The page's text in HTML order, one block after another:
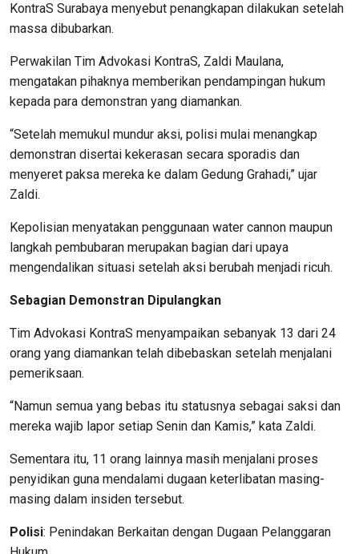
KontraS Surabaya menyebut penangkapan dilakukan setelah
massa dibubarkan.
Perwakilan Tim Advokasi KontraS, Zaldi Maulana,
mengatakan pihaknya memberikan pendampingan hukum
kepada para demonstran yang diamankan.
“Setelah memukul mundur aksi, polisi mulai menangkap
demonstran disertai kekerasan secara sporadis dan
menyeret paksa mereka ke dalam Gedung Grahadi,” ujar
Zaldi.
Kepolisian menyatakan penggunaan water cannon maupun
langkah pembubaran merupakan bagian dari upaya
mengendalikan situasi setelah aksi berubah menjadi ricuh.
Sebagian Demonstran Dipulangkan
Tim Advokasi KontraS menyampaikan sebanyak 13 dari 24
orang yang diamankan telah dibebaskan setelah menjalani
pemeriksaan.
“Namun semua yang bebas itu statusnya sebagai saksi dan
mereka wajib lapor setiap Senin dan Kamis,” kata Zaldi.
Sementara itu, 11 orang lainnya masih menjalani proses
penyidikan guna mendalami dugaan keterlibatan masing-
masing dalam insiden tersebut.
Polisi: Penindakan Berkaitan dengan Dugaan Pelanggaran